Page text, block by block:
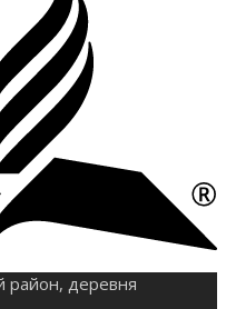
район, деревня